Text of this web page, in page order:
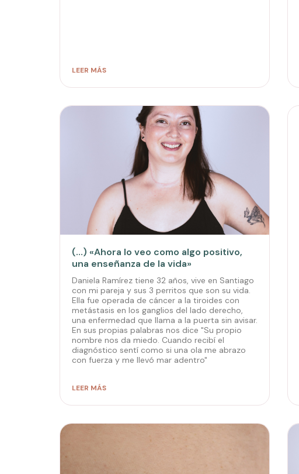
LEER MÁS
(…) «Ahora lo veo como algo positivo,
una enseñanza de la vida»
Daniela Ramírez tiene 32 años, vive en Santiago
con mi pareja y sus 3 perritos que son su vida.
Ella fue operada de cáncer a la tiroides con
metástasis en los ganglios del lado derecho,
una enfermedad que llama a la puerta sin avisar.
En sus propias palabras nos dice "Su propio
nombre nos da miedo. Cuando recibí el
diagnóstico sentí como si una ola me abrazo
con fuerza y me llevó mar adentro"
LEER MÁS